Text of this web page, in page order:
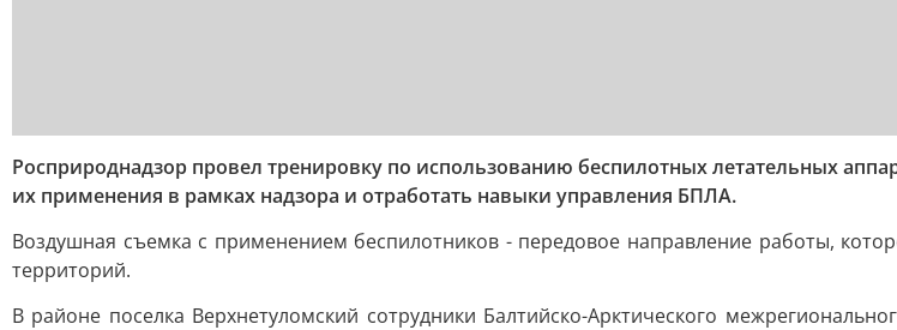
Росприроднадзор провел тренировку по использованию беспилотных летательных
их применения в рамках надзора и отработать навыки управления БПЛА.
Воздушная съемка с применением беспилотников - передовое направление работы,
территорий.
В районе поселка Верхнетуломский сотрудники Балтийско-Арктического